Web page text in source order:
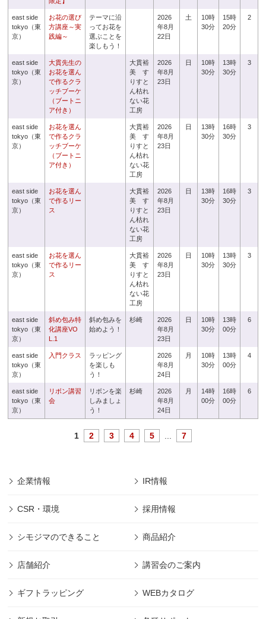
east side
tokyo（東
京）
お花の選び
方講座～実
践編～
テーマに沿
ってお花を
選ぶことを
楽しもう！
2026
年8月
22日
土
10時
30分
15時
20分
2
east side
tokyo（東
京）
大貫先生の
お花を選ん
で作るクラ
ッチブーケ
（ブートニ
ア付き）
大貫裕
美 す
りすと
ん枯れ
ない花
工房
2026
年8月
23日
日
10時
30分
13時
30分
3
east side
tokyo（東
京）
お花を選ん
で作るクラ
ッチブーケ
（ブートニ
ア付き）
大貫裕
美 す
りすと
ん枯れ
ない花
工房
2026
年8月
23日
日
13時
30分
16時
30分
3
east side
tokyo（東
京）
お花を選ん
で作るリー
ス
大貫裕
美 す
りすと
ん枯れ
ない花
工房
2026
年8月
23日
日
13時
30分
16時
30分
3
east side
tokyo（東
京）
お花を選ん
で作るリー
ス
大貫裕
美 す
りすと
ん枯れ
ない花
工房
2026
年8月
23日
日
10時
30分
13時
30分
3
east side
tokyo（東
京）
斜め包み特
化講座VO
L.1
斜め包みを
始めよう！
杉崎
2026
年8月
23日
日
10時
30分
13時
00分
6
east side
tokyo（東
京）
入門クラス
ラッピング
を楽しも
う！
2026
年8月
24日
月
10時
30分
13時
00分
4
east side
tokyo（東
京）
リボン講習
会
リボンを楽
しみましょ
う！
杉崎
2026
年8月
24日
月
14時
00分
16時
00分
6
1 2 3 4 5 7
企業情報 IR情報
CSR・環境 採用情報
シモジマのできること 商品紹介
店舗紹介 講習会のご案内
ギフトラッピング WEBカタログ